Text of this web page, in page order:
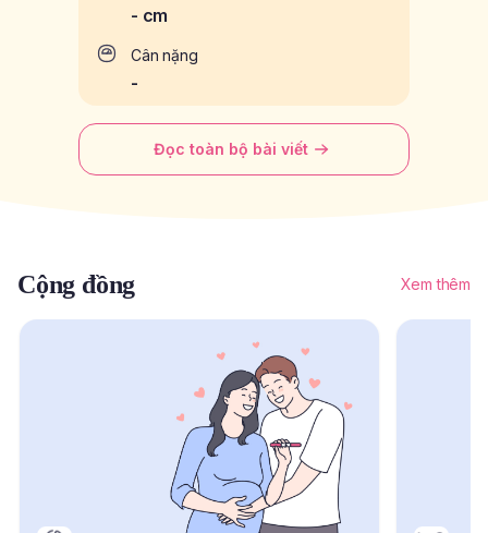
- cm
Cân nặng
-
Đọc toàn bộ bài viết
Cộng đồng Xem thêm